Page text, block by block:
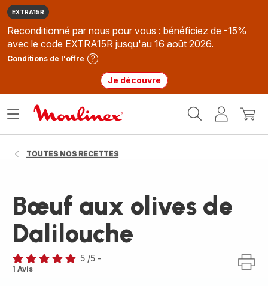
EXTRA15R
Reconditionné par nous pour vous : bénéficiez de -15%
avec le code EXTRA15R jusqu'au 16 août 2026.
Conditions de l'offre
Je découvre
MonMon
Ouvrir
TOUTES NOS RECETTES
Bœuf aux olives de
Dalilouche
Avis
5 /5 -
1 Avis